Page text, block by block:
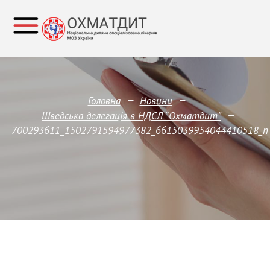
Головна — Новини —
Шведська делегація в НДСЛ “Охматдит” —
700293611_1502791594977382_6615039954044410518_n